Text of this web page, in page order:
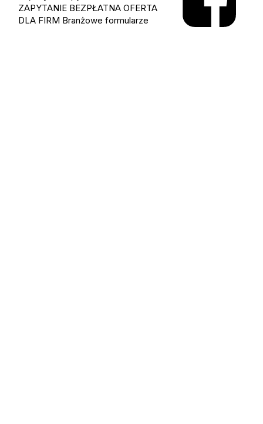
ZAPYTANIE BEZPŁATNA OFERTA
DLA FIRM Branżowe formularze